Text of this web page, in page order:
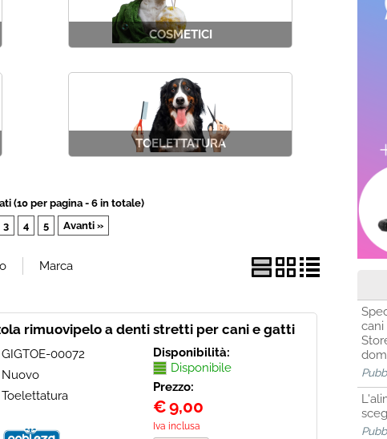
COSMETICI
TOELETTATURA
(10 per pagina - 6 in totale)
3 4 5 Avanti »
rimuovipelo a denti stretti per cani e gatti
GIGTOE-00072
Nuovo
Toelettatura
Disponibilità:
Disponibile
Prezzo:
€9,00
Iva inclusa
cani